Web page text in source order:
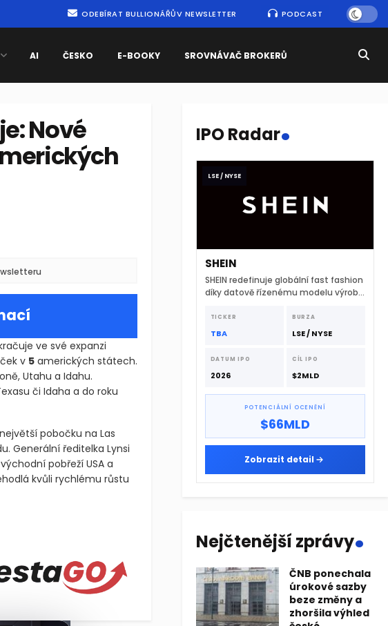
ODEBÍRAT BULLIONÁŘŮV NEWSLETTER PODCAST
AI ČESKO E-BOOKY SROVNÁVAČ BROKERŮ
Nové
ve své expanzi
v 5amerických státech.
Utahu a Idahu.
či Idaha a do roku
pobočku na Las
Generální ředitelka Lynsi
pobřeží USA a
kvůli rychlému růstu
ve své expanzi mimo domovskou Kalifornii a plánuje otevřít 6 nových
ve své expanzi mimo domovskou Kalifornii a plánuje otevřít 6 nových
IPO Radar.
LSE / NYSE
SHEIN
SHEIN redefinuje globální fast fashion
díky datově řízenému modelu výroby
dodavatelskému řetězci.
TICKER
TBA
BURZA
LSE / NYSE
DATUM IPO
2026
CÍL IPO
$2MLD
POTENCIÁLNÍ OCENĚNÍ
$66MLD
Zobrazit detail
Nejčtenější zprávy.
ČNB ponechala
úrokové sazby
beze změny a
zhoršila výhled